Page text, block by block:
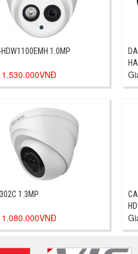
HAC-HDW1100EMH 1.0MP
1.530.000VNĐ
KX-1302C 1.3MP
1.080.000VNĐ